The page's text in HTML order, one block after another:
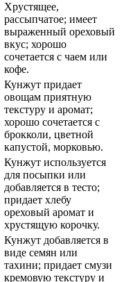
Хрустящее,
рассыпчатое; имеет
выраженный ореховый
вкус; хорошо
сочетается с чаем или
кофе.
Кунжут придает
овощам приятную
текстуру и аромат;
хорошо сочетается с
брокколи, цветной
капустой, морковью.
Кунжут используется
для посыпки или
добавляется в тесто;
придает хлебу
ореховый аромат и
хрустящую корочку.
Кунжут добавляется в
виде семян или
тахини; придает смузи
кремовую текстуру и